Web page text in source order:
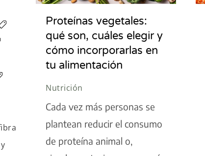
Proteínas vegetales:
qué son, cuáles elegir y
cómo incorporarlas en
tu alimentación
Nutrición
Cada vez más personas se
plantean reducir el consumo
de proteína animal o,